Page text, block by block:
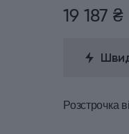
19 187 ₴
Розстрочка